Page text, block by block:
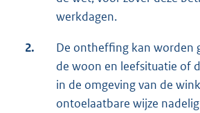
werkdagen.
2.
De ontheffing kan worden
de woon en leefsituatie of
in de omgeving van de
ontoelaatbare wijze